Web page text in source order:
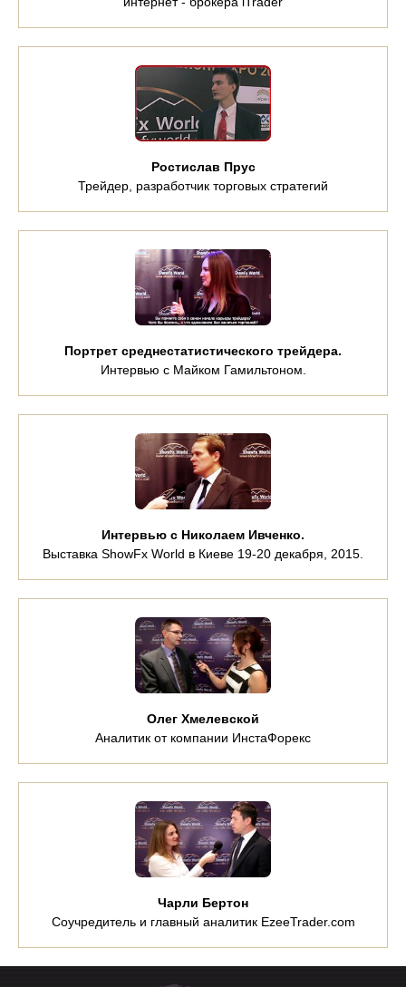
Ростислав Прус
Трейдер, разработчик торговых стратегий
Портрет среднестатистического трейдера.
Интервью с Майком Гамильтоном.
Интервью с Николаем Ивченко.
Выставка ShowFx World в Киеве 19-20 декабря, 2015.
Олег Хмелевской
Аналитик от компании ИнстаФорекс
Чарли Бертон
Соучредитель и главный аналитик EzeeTrader.com